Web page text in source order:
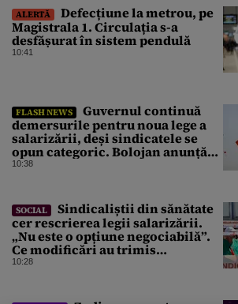
ALERTĂ
Defecțiune la metrou, pe
Magistrala 1. Circulația s-a
desfășurat în sistem pendulă
10:41
FLASH NEWS
Guvernul continuă
demersurile pentru noua lege a
salarizării, deși sindicatele se
opun categoric. Bolojan anunță
când ar putea fi depusă în
10:38
SOCIAL
Sindicaliștii din sănătate
cer rescrierea legii salarizării.
„Nu este o opțiune negociabilă”.
Ce modificări au trimis
Guvernului Bolojan
10:28